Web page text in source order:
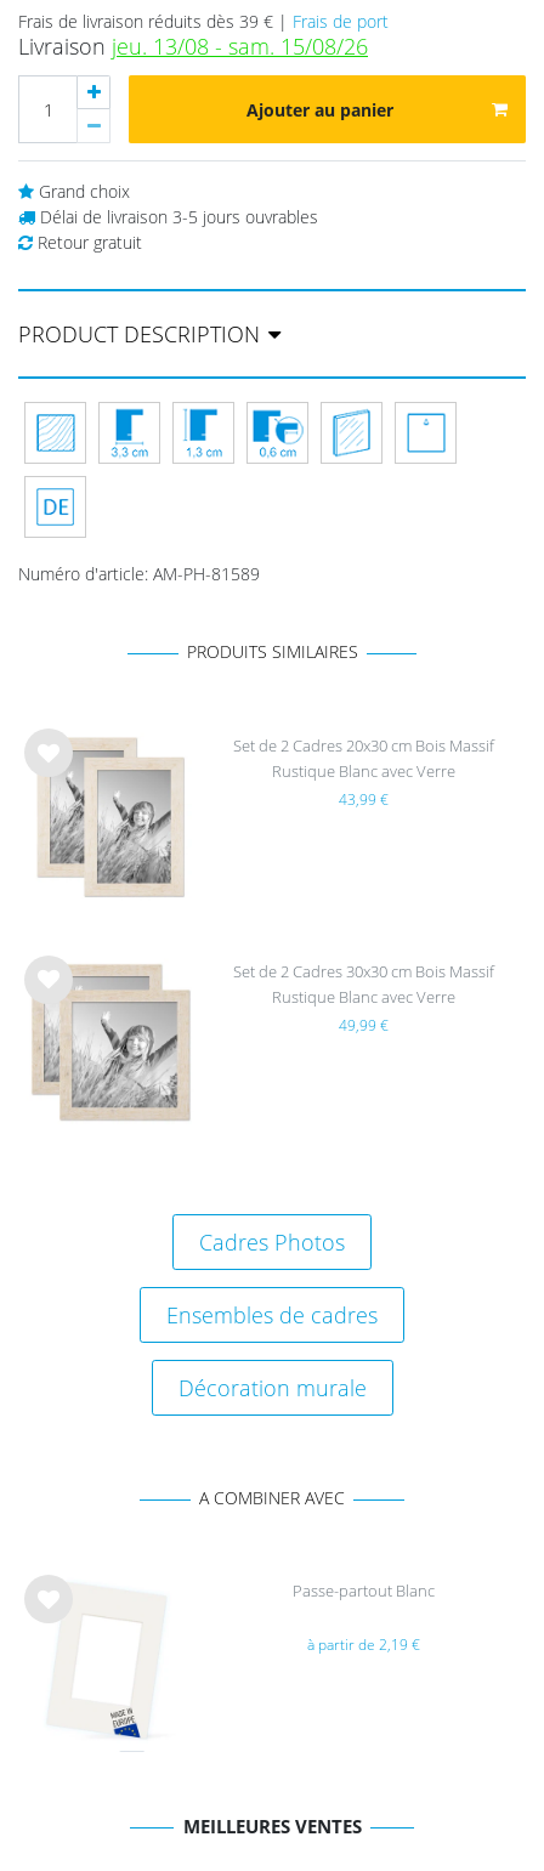
Frais de livraison réduits dès 39 € | Frais de port
Livraison jeu. 13/08 - sam. 15/08/26
Ajouter au panier
Grand choix
Délai de livraison 3-5 jours ouvrables
Retour gratuit
PRODUCT DESCRIPTION
Numéro d'article: AM-PH-81589
PRODUITS SIMILAIRES
List
e de
sou
hait
s
Set de 2 Cadres 20x30 cm Bois Massif
Rustique Blanc avec Verre
43,99 €
List
e de
sou
hait
s
Set de 2 Cadres 30x30 cm Bois Massif
Rustique Blanc avec Verre
49,99 €
Cadres Photos
Ensembles de cadres
Décoration murale
A COMBINER AVEC
List
Passe-partout Blanc
à partir de 2,19 €
MEILLEURES VENTES